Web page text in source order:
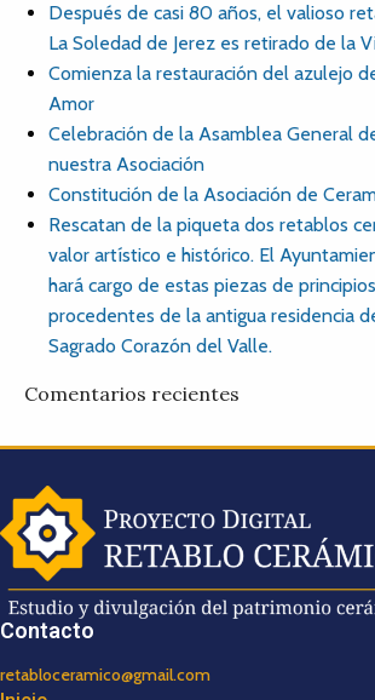
Después de casi 80 años, el valioso
La Soledad de Jerez es retirado de la
Comienza la restauración del azulejo
Amor
Celebración de la Asamblea General
nuestra Asociación
Constitución de la Asociación de
Rescatan de la piqueta dos retablos
valor artístico e histórico. El
hará cargo de estas piezas de
procedentes de la antigua residencia
Sagrado Corazón del Valle.
Comentarios recientes
Contacto
retabloceramico@gmail.com